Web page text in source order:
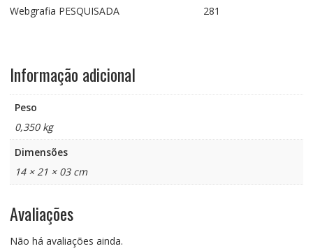
Webgrafia PESQUISADA 281
Informação adicional
Peso
0,350 kg
Dimensões
14 × 21 × 03 cm
Avaliações
Não há avaliações ainda.